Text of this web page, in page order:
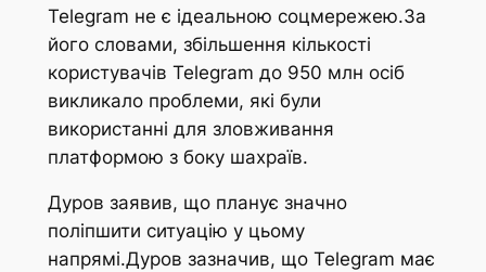
Telegram не є ідеальною соцмережею.За
його словами, збільшення кількості
користувачів Telegram до 950 млн осіб
викликало проблеми, які були
використанні для зловживання
платформою з боку шахраїв.
Дуров заявив, що планує значно
поліпшити ситуацію у цьому
напрямі.Дуров зазначив, що Telegram має